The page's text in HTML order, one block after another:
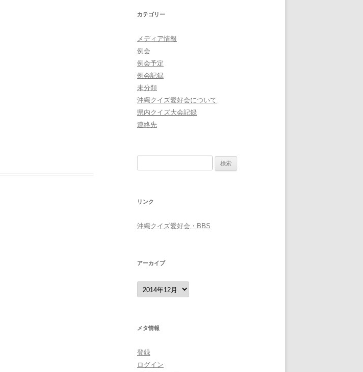
カテゴリー
メディア情報
例会
例会予定
例会記録
未分類
沖縄クイズ愛好会について
県内クイズ大会記録
連絡先
リンク
沖縄クイズ愛好会・BBS
アーカイブ
ア
ー
カ
メタ情報
登録
ログイン